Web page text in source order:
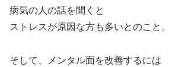
病気の人の話を聞くと
ストレスが原因な方も多いとのこと。
そして、メンタル面を改善するには